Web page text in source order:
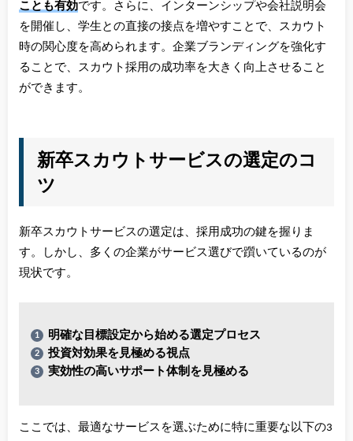
ことも有効です。さらに、インターンシップや会社説明会
を開催し、学生との直接の接点を増やすことで、スカウト
時の関心度を高められます。企業ブランディングを強化す
ることで、スカウト採用の成功率を大きく向上させること
ができます。
新卒スカウトサービスの選定のコ
ツ
新卒スカウトサービスの選定は、採用成功の鍵を握りま
す。しかし、多くの企業がサービス選びで躓いているのが
現状です。
明確な目標設定から始める選定プロセス
投資対効果を見極める視点
実効性の高いサポート体制を見極める
ここでは、最適なサービスを選ぶために特に重要な以下の3